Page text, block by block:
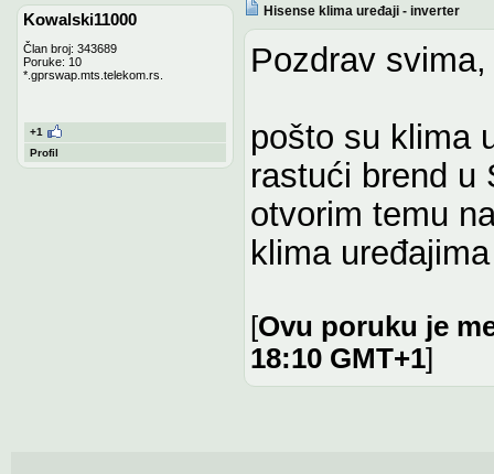
Kowalski11000
Član broj: 343689
Poruke: 10
*.gprswap.mts.telekom.rs.
+1
Profil
Hisense klima uređaji - inverter
Pozdrav svima,
pošto su klima
rastući brend u
otvorim temu
klima
[Ovu poruku je
18:10 GMT+1]